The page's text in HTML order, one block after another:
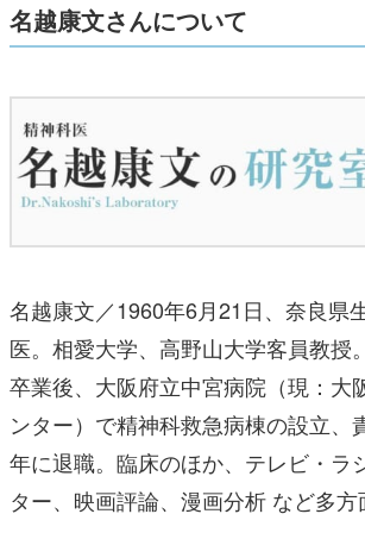
名越康文さんについて
名越康文／1960年6月21日、奈良県
医。相愛大学、高野山大学客員教授
卒業後、大阪府立中宮病院（現：大
ンター）で精神科救急病棟の設立、
年に退職。臨床のほか、テレビ・ラ
ター、映画評論、漫画分析 など多方